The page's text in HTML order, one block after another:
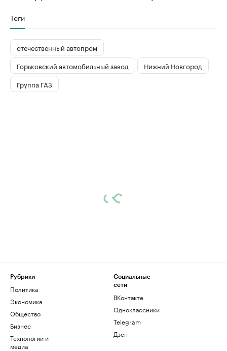
Теги
отечественный автопром
Горьковский автомобильный завод
Нижний Новгород
Группа ГАЗ
Рубрики
Политика
Экономика
Общество
Бизнес
Технологии и
медиа
Социальные
сети
ВКонтакте
Одноклассники
Telegram
Дзен